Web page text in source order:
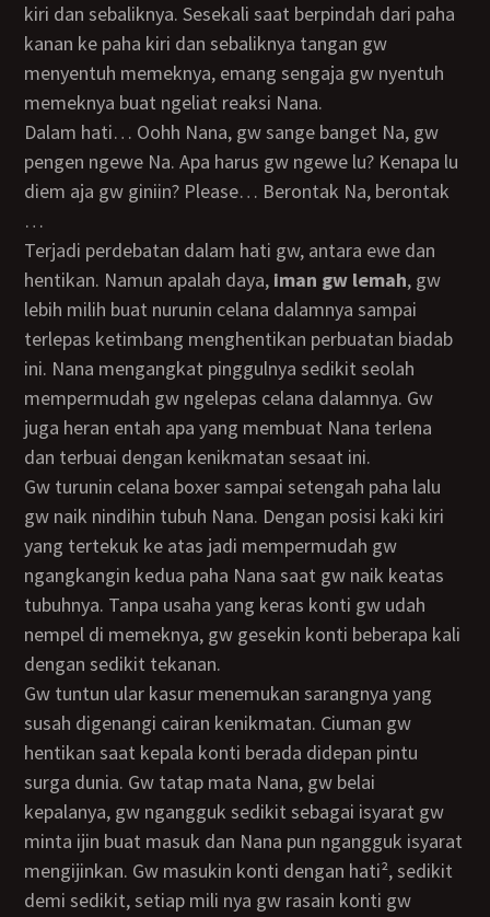
kiri dan sebaliknya. Sesekali saat berpindah dari paha
kanan ke paha kiri dan sebaliknya tangan gw
menyentuh memeknya, emang sengaja gw nyentuh
memeknya buat ngeliat reaksi Nana.
Dalam hati… Oohh Nana, gw sange banget Na, gw
pengen ngewe Na. Apa harus gw ngewe lu? Kenapa lu
diem aja gw giniin? Please… Berontak Na, berontak
…
Terjadi perdebatan dalam hati gw, antara ewe dan
hentikan. Namun apalah daya, iman gw lemah, gw
lebih milih buat nurunin celana dalamnya sampai
terlepas ketimbang menghentikan perbuatan biadab
ini. Nana mengangkat pinggulnya sedikit seolah
mempermudah gw ngelepas celana dalamnya. Gw
juga heran entah apa yang membuat Nana terlena
dan terbuai dengan kenikmatan sesaat ini.
Gw turunin celana boxer sampai setengah paha lalu
gw naik nindihin tubuh Nana. Dengan posisi kaki kiri
yang tertekuk ke atas jadi mempermudah gw
ngangkangin kedua paha Nana saat gw naik keatas
tubuhnya. Tanpa usaha yang keras konti gw udah
nempel di memeknya, gw gesekin konti beberapa kali
dengan sedikit tekanan.
Gw tuntun ular kasur menemukan sarangnya yang
susah digenangi cairan kenikmatan. Ciuman gw
hentikan saat kepala konti berada didepan pintu
surga dunia. Gw tatap mata Nana, gw belai
kepalanya, gw ngangguk sedikit sebagai isyarat gw
minta ijin buat masuk dan Nana pun ngangguk isyarat
mengijinkan. Gw masukin konti dengan hati², sedikit
demi sedikit, setiap mili nya gw rasain konti gw